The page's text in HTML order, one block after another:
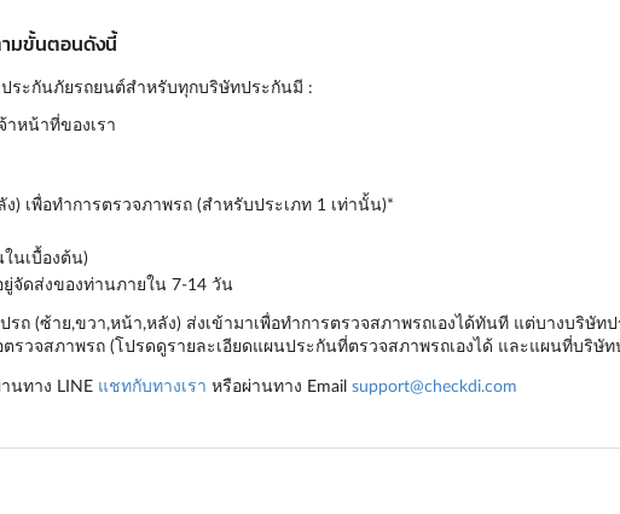
ามขั้นตอนดังนี้
ระกันภัยรถยนต์สำหรับทุกบริษัทประกันมี :
าหน้าที่ของเรา
ง) เพื่อทำการตรวจภาพรถ (สำหรับประเภท 1 เท่านั้น)*
นเบื้องต้น)
ยู่จัดส่งของท่านภายใน 7-14 วัน
ถ (ซ้าย,ขวา,หน้า,หลัง) ส่งเข้ามาเพื่อทำการตรวจสภาพรถเองได้ทันที แต่บางบริษั
วจสภาพรถ (โปรดดูรายละเอียดแผนประกันที่ตรวจสภาพรถเองได้ และแผนที่บริษัท
นทาง LINE แชทกับทางเรา หรือผ่านทาง Email support@checkdi.com